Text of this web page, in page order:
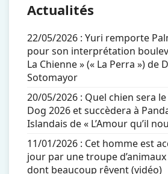
Actualités
22/05/2026 : Yuri remporte
pour son interprétation
La Chienne » (« La Perra ») de
Sotomayor
20/05/2026 : Quel chien sera
Dog 2026 et succèdera à
Islandais de « L’Amour qu’il
11/01/2026 : Cet homme est
jour par une troupe d’animaux
dont beaucoup rêvent (vidéo)